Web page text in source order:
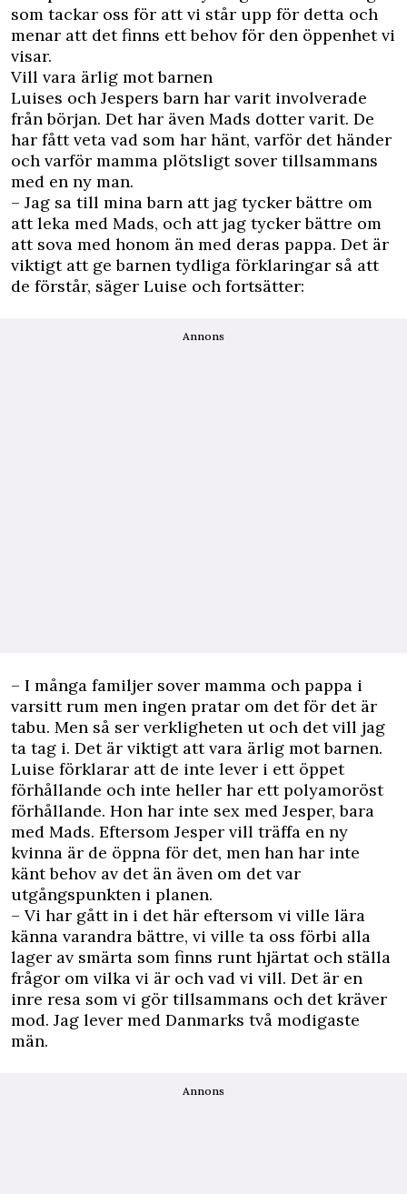
som tackar oss för att vi står upp för detta och
menar att det finns ett behov för den öppenhet vi
visar.
Vill vara ärlig mot barnen
Luises och Jespers barn har varit involverade
från början. Det har även Mads dotter varit. De
har fått veta vad som har hänt, varför det händer
och varför mamma plötsligt sover tillsammans
med en ny man.
– Jag sa till mina barn att jag tycker bättre om
att leka med Mads, och att jag tycker bättre om
att sova med honom än med deras pappa. Det är
viktigt att ge barnen tydliga förklaringar så att
de förstår, säger Luise och fortsätter:
Annons
– I många familjer sover mamma och pappa i
varsitt rum men ingen pratar om det för det är
tabu. Men så ser verkligheten ut och det vill jag
ta tag i. Det är viktigt att vara ärlig mot barnen.
Luise förklarar att de inte lever i ett öppet
förhållande och inte heller har ett polyamoröst
förhållande. Hon har inte sex med Jesper, bara
med Mads. Eftersom Jesper vill träffa en ny
kvinna är de öppna för det, men han har inte
känt behov av det än även om det var
utgångspunkten i planen.
– Vi har gått in i det här eftersom vi ville lära
känna varandra bättre, vi ville ta oss förbi alla
lager av smärta som finns runt hjärtat och ställa
frågor om vilka vi är och vad vi vill. Det är en
inre resa som vi gör tillsammans och det kräver
mod. Jag lever med Danmarks två modigaste
män.
Annons